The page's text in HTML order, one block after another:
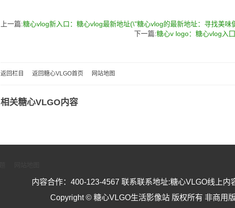
上一篇:糖心vlog新入口：糖心vlog最新地址(\"糖心vlog的最新地址：寻找美味
下一篇:糖心v logo：糖心vlog入
返回栏目 返回糖心VLGO首页 网站地图
相关糖心VLGO内容
内容合作：400-123-4567 联系联系地址:糖心VLGO线上内
Copyright © 糖心VLGO生活影像站 版权所有 非商用